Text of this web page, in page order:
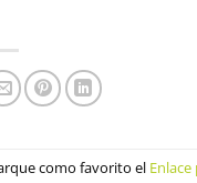
como favorito el